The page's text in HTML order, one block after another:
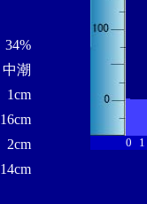
34%
中潮
1cm
16cm
2cm
14cm
0 1